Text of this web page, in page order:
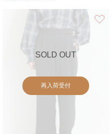
SOLD OUT
再入荷受付